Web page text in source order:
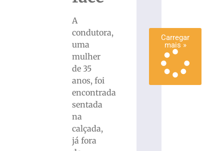
A
condutora,
uma
mulher
de 35
anos, foi
encontrada
sentada
na
calçada,
já fora
Carregar
mais »